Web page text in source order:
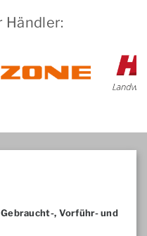
, Vorführ- und